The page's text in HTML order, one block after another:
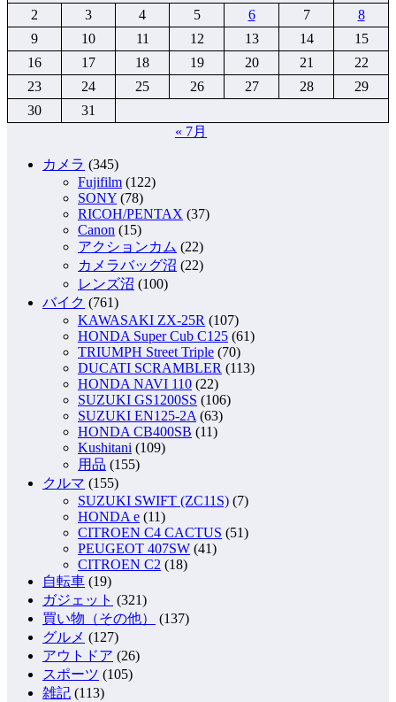
2
3 4 5 6 7
8
9
10 11 12 13 14
15
16
17 18 19 20 21
22
23
24 25 26 27 28
29
30
31
« 7月
カメラ (345)
Fujifilm (122)
SONY (78)
RICOH/PENTAX (37)
Canon (15)
アクションカム (22)
カメラバッグ沼 (22)
レンズ沼 (100)
バイク (761)
KAWASAKI ZX-25R (107)
HONDA Super Cub C125 (61)
TRIUMPH Street Triple (70)
DUCATI SCRAMBLER (113)
HONDA NAVI 110 (22)
SUZUKI GS1200SS (106)
SUZUKI EN125-2A (63)
HONDA CB400SB (11)
Kushitani (109)
用品 (155)
クルマ (155)
SUZUKI SWIFT (ZC11S) (7)
HONDA e (11)
CITROEN C4 CACTUS (51)
PEUGEOT 407SW (41)
CITROEN C2 (18)
自転車 (19)
ガジェット (321)
買い物（その他）
(137)
グルメ (127)
アウトドア (26)
スポーツ (105)
雑記 (113)